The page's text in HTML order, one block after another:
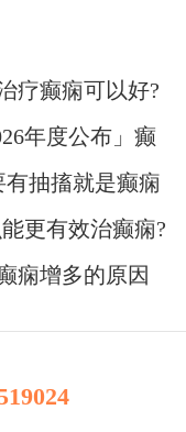
疗癫痫可以好?
年度公布」癫
抽搐就是癫痫
更有效治癫痫?
痫增多的原因